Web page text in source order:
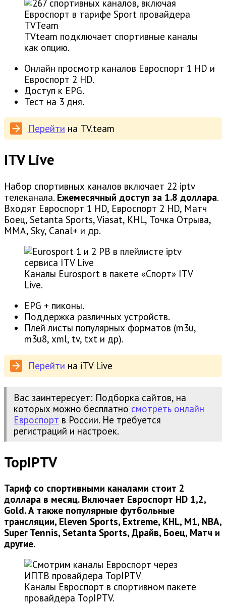
TVteam подключает спортивные каналы
как опцию.
Онлайн просмотр каналов Евроспорт 1 HD и
Евроспорт 2 HD.
Доступ к EPG.
Тест на 3 дня.
Перейти на TV.team
ITV Live
Набор спортивных каналов включает 22 iptv
телеканала. Ежемесячный доступ за 1.8 доллара.
Входят Евроспорт 1 HD, Евроспорт 2 HD, Матч
Боец, Setanta Sports, Viasat, KHL, Точка Отрыва,
MMA, Sky, Canal+ и др.
Каналы Eurosport в пакете «Спорт» ITV
Live.
EPG + пиконы.
Поддержка различных устройств.
Плей листы популярных форматов (m3u,
m3u8, xml, tv, txt и др).
Перейти на iTV Live
Вас заинтересует: Подборка сайтов, на
которых можно бесплатно смотреть онлайн
Евроспорт в России. Не требуется
регистраций и настроек.
TopIPTV
Тариф со спортивными каналами стоит 2
доллара в месяц. Включает Евроспорт HD 1,2,
Gold. А также популярные футбольные
трансляции, Eleven Sports, Extreme, KHL, M1, NBA,
Super Tennis, Setanta Sports, Драйв, Боец, Матч и
другие.
Каналы Евроспорт в спортивном пакете
провайдера TopIPTV.